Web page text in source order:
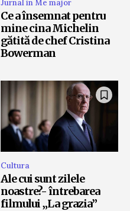
Jurnal in Me major
Ce a însemnat pentru
mine cina Michelin
gătită de chef Cristina
Bowerman
Cultura
Ale cui sunt zilele
noastre?- întrebarea
filmului „La grazia”